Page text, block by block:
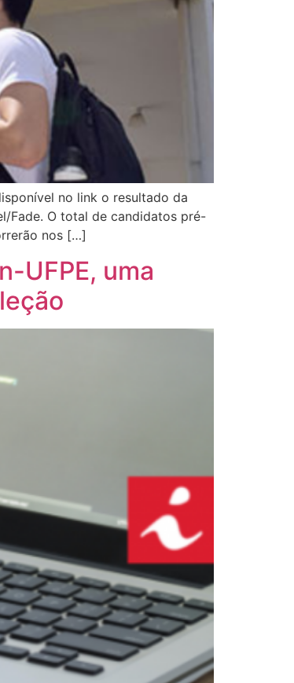
no link o resultado da
Fade. O total de candidatos pré-
nos […]
UFPE, uma